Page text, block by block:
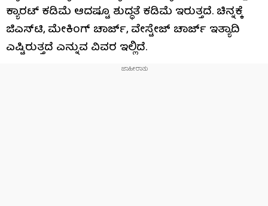
ಕ್ಯಾರಟ್ ಕಡಿಮೆ ಆದಷ್ಟೂ ಶುದ್ಧತೆ ಕಡಿಮೆ ಇರುತ್ತದೆ. ಚಿನ್ನಕ್ಕೆ
ಜಿಎಸ್​​ಟಿ, ಮೇಕಿಂಗ್ ಚಾರ್ಜ್, ವೇಸ್ಟೇಜ್ ಚಾರ್ಜ್ ಇತ್ಯಾದಿ
ಎಷ್ಟಿರುತ್ತದೆ ಎನ್ನುವ ವಿವರ ಇಲ್ಲಿದೆ.